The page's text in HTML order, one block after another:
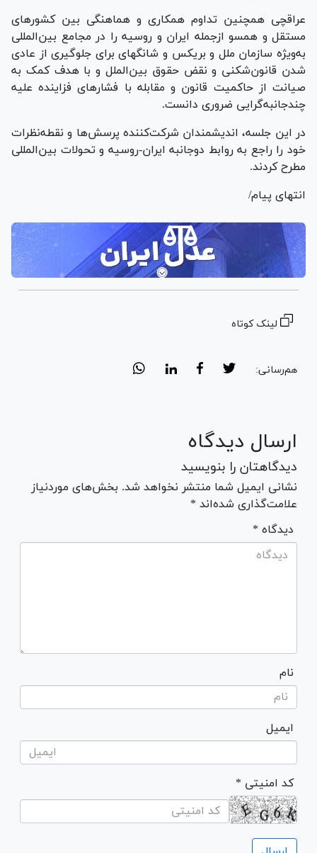
عراقچی همچنین تداوم همکاری و هماهنگی بین کشورهای
مستقل و همسو ازجمله ایران و روسیه را در مجامع بین‌المللی
به‌ویژه سازمان ملل و بریکس و شانگهای برای جلوگیری از عادی
شدن قانون‌شکنی و نقض حقوق بین‌الملل و با هدف کمک به
صیانت از حاکمیت قانون و مقابله با فشارهای فزاینده علیه
چندجانبه‌گرایی ضروری دانست.
در این جلسه، اندیشمندان شرکت‌کننده پرسش‌ها و نقطه‌نظرات
خود را راجع به روابط دوجانبه ایران-روسیه و تحولات بین‌المللی
مطرح کردند.
انتهای پیام/
لینک کوتاه
هم‌رسانی:
ارسال دیدگاه
دیدگاهتان را بنویسید
نشانی ایمیل شما منتشر نخواهد شد. بخش‌های موردنیاز
علامت‌گذاری شده‌اند *
* دیدگاه
نام
ایمیل
* کد امنیتی